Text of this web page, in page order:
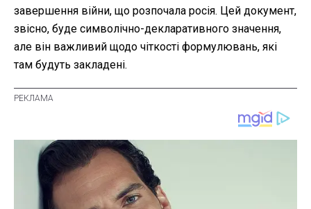
завершення війни, що розпочала росія. Цей документ,
звісно, буде символічно-декларативного значення,
але він важливий щодо чіткості формулювань, які
там будуть закладені.